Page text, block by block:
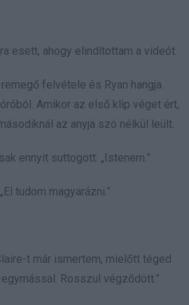
esett, ahogy elindítottam a videót.
felvétele és Ryan hangja
Amikor az első klip véget ért,
az anyja szó nélkül leült.
ennyit suttogott: „Istenem.”
tudom magyarázni.”
t már ismertem, mielőtt téged
Rosszul végződött.”